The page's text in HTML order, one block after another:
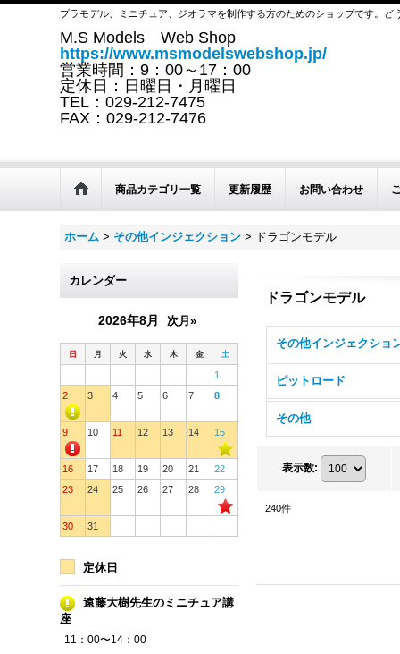
プラモデル、ミニチュア、ジオラマを制作する方のためのショップです。ど
M.S Models Web Shop
https://www.msmodelswebshop.jp/
営業時間：9：00～17：00
定休日：日曜日・月曜日
TEL：029-212-7475
FAX：029-212-7476
商品カテゴリ一覧 更新履歴 お問い合わせ
ホーム > その他インジェクション > ドラゴンモデル
カレンダー
2026年8月 次月»
日 月 火 水 木 金 土
1
2
3 4 5 6 7 8
9 10 11 12 13 14 15
16 17 18 19 20 21
22
23
24 25 26 27 28 29
30 31
定休日
遠藤大樹先生のミニチュア講
座
11：00〜14：00
ドラゴンモデル
ピットロード
その他
表示数:
240件